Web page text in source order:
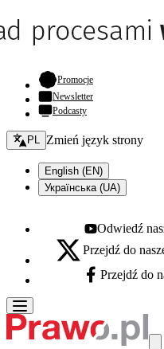
Promocje- otwiera się w
Newsletter
Podcasty
Zmień język - bieżący:
PL Zmień język strony
English (EN)
Українська (UA)
Youtube - otwiera
Odwiedź
X - otwiera się w nowej
Przejdź do
Facebook - otwiera
Przejdź do